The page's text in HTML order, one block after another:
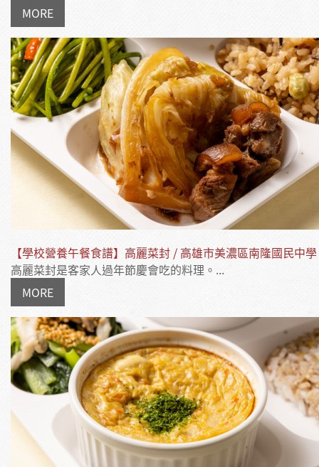
MORE
【學校營養午餐食譜】高麗菜封 / 高雄市美濃區南隆國民中學
高麗菜封是客家人過年節慶會吃的料理。...
MORE